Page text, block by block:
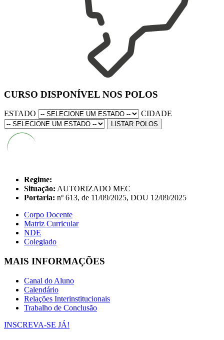
CURSO DISPONÍVEL NOS POLOS
ESTADO CIDADE
LISTAR POLOS
Regime:
Situação: AUTORIZADO MEC
Portaria: nº 613, de 11/09/2025, DOU 12/09/2025
Corpo Docente
Matriz Curricular
NDE
Colegiado
MAIS INFORMAÇÕES
Canal do Aluno
Calendário
Relações Interinstitucionais
Trabalho de Conclusão
INSCREVA-SE JÁ!